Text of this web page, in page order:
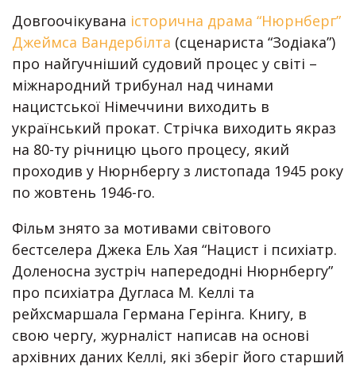
Довгоочікувана історична драма “Нюрнберг”
Джеймса Вандербілта (сценариста “Зодіака”)
про найгучніший судовий процес у світі –
міжнародний трибунал над чинами
нацистської Німеччини виходить в
український прокат. Стрічка виходить якраз
на 80-ту річницю цього процесу, який
проходив у Нюрнбергу з листопада 1945 року
по жовтень 1946-го.
Фільм знято за мотивами світового
бестселера Джека Ель Хая “Нацист і психіатр.
Доленосна зустріч напередодні Нюрнбергу”
про психіатра Дугласа М. Келлі та
рейхсмаршала Германа Герінга. Книгу, в
свою чергу, журналіст написав на основі
архівних даних Келлі, які зберіг його старший